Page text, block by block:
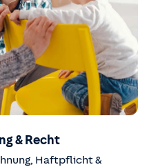
& Recht
Haftpflicht &